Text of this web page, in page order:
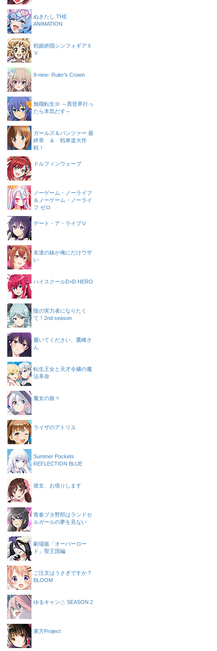
ぬきたし THE
ANIMATION
戦姫絶唱シンフォギアＸ
Ｖ
9-nine- Ruler’s Crown
無職転生Ⅲ ～異世界行っ
たら本気だす～
ガールズ＆パンツァー 最
終章 ＆ 戦車道大作
戦！
ドルフィンウェーブ
ノーゲーム・ノーライフ
＆ノーゲーム・ノーライ
フ ゼロ
デート・ア・ライブⅤ
友達の妹が俺にだけウザ
い
ハイスクールD×D HERO
陰の実力者になりたく
て！2nd season
履いてください、鷹峰さ
ん
転生王女と天才令嬢の魔
法革命
魔女の旅々
ライザのアトリエ
Summer Pockets
REFLECTION BLUE
彼女、お借りします
青春ブタ野郎はランドセ
ルガールの夢を見ない
劇場版「オーバーロー
ド」聖王国編
ご注文はうさぎですか？
BLOOM
ゆるキャン△ SEASON 2
東方Project